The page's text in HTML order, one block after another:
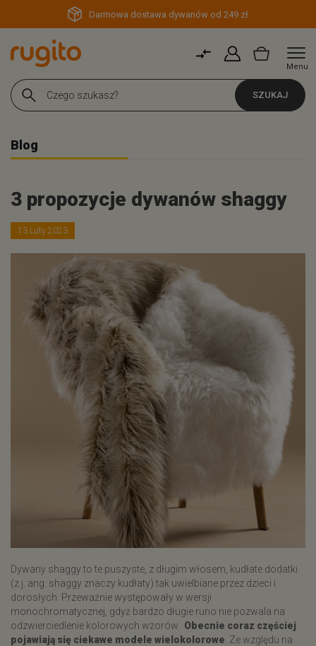
Darmowa dostawa dywanów od 249 zł
Menu
SZUKAJ
Blog
3 propozycje dywanów shaggy
13 Luty 2023
Dywany shaggy to te puszyste, z długim włosem, kudłate dodatki
(z j. ang. shaggy znaczy kudłaty) tak uwielbiane przez dzieci i
dorosłych. Przeważnie występowały w wersji
monochromatycznej, gdyż bardzo długie runo nie pozwala na
odzwierciedlenie kolorowych wzorów. Obecnie coraz częściej
pojawiają się ciekawe modele wielokolorowe . Ze względu na